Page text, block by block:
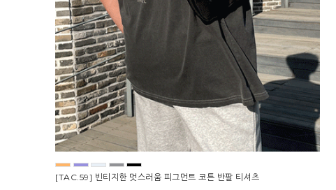
[TAC.59] 빈티지한 멋스러움 피그먼트 코튼 반팔 티셔츠